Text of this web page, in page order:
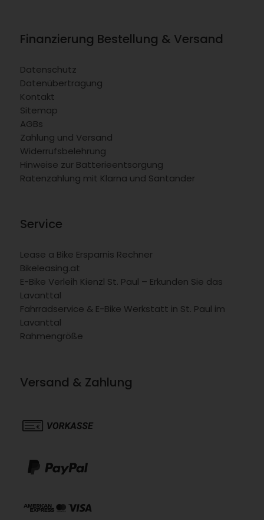
Finanzierung Bestellung & Versand
Datenschutz
Datenübertragung
Kontakt
Sitemap
AGBs
Zahlung und Versand
Widerrufsbelehrung
Hinweise zur Batterieentsorgung
Ratenzahlung mit Klarna und Santander
Service
Lease a Bike Ersparnis Rechner
Bikeleasing.at
E-Bike Verleih Kienzl St. Paul – Erkunden Sie das
Lavanttal
Fahrradservice & E-Bike Werkstatt in St. Paul im
Lavanttal
Rahmengröße
Versand & Zahlung